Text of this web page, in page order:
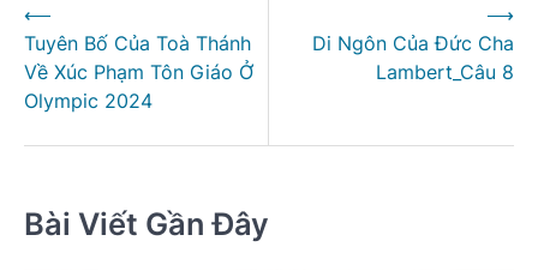
hướng
bài
viết
⟵
Tuyên Bố Của Toà Thánh
Về Xúc Phạm Tôn Giáo Ở
Olympic 2024
Di Ngôn Của Đức Cha
Lambert_Câu 8
⟶
Bài Viết Gần Đây